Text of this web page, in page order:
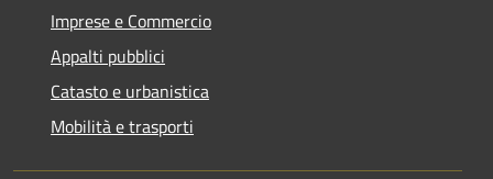
Imprese e Commercio
Appalti pubblici
Catasto e urbanistica
Mobilità e trasporti